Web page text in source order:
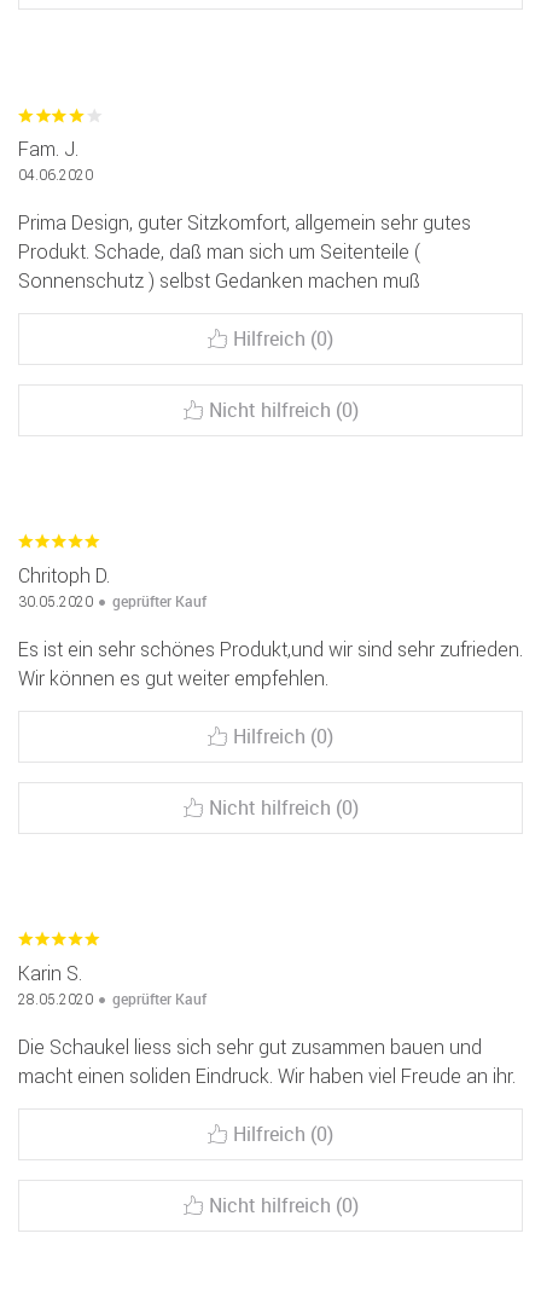
Fam. J.
04.06.2020
Prima Design, guter Sitzkomfort, allgemein sehr gutes
Produkt. Schade, daß man sich um Seitenteile (
Sonnenschutz ) selbst Gedanken machen muß
Hilfreich (0)
Nicht hilfreich (0)
Chritoph D.
30.05.2020 geprüfter Kauf
Es ist ein sehr schönes Produkt,und wir sind sehr zufrieden.
Wir können es gut weiter empfehlen.
Hilfreich (0)
Nicht hilfreich (0)
Karin S.
28.05.2020 geprüfter Kauf
Die Schaukel liess sich sehr gut zusammen bauen und
macht einen soliden Eindruck. Wir haben viel Freude an ihr.
Hilfreich (0)
Nicht hilfreich (0)